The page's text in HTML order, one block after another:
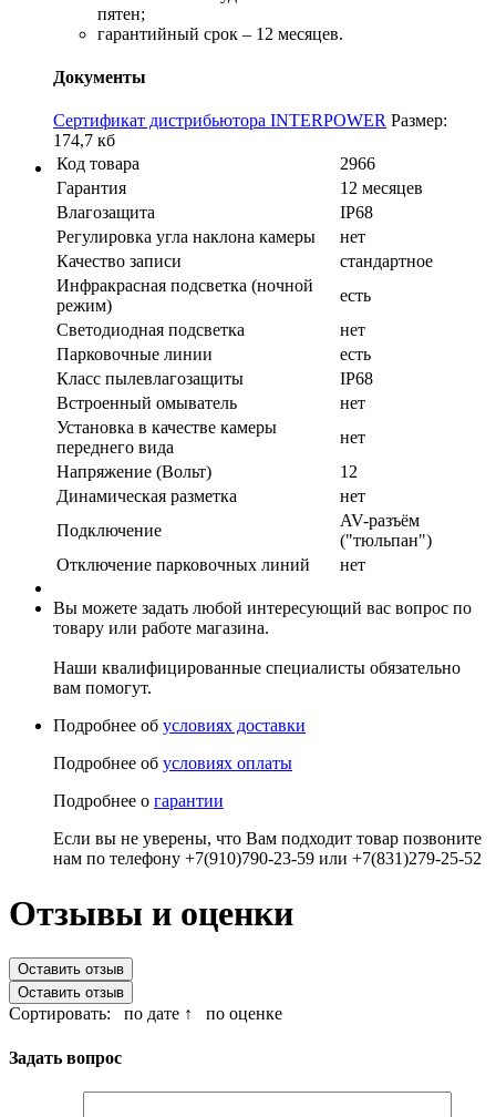
пятен;
гарантийный срок – 12 месяцев.
Документы
Сертификат дистрибьютора INTERPOWER Размер:
174,7 кб
Код товара
2966
Гарантия
12 месяцев
Влагозащита
IP68
Регулировка угла наклона камеры
нет
Качество записи
стандартное
Инфракрасная подсветка (ночной
режим)
есть
Светодиодная подсветка
нет
Парковочные линии
есть
Класс пылевлагозащиты
IP68
Встроенный омыватель
нет
Установка в качестве камеры
переднего вида
нет
Напряжение (Вольт)
12
Динамическая разметка
нет
Подключение
AV-разъём
("тюльпан")
Отключение парковочных линий
нет
Вы можете задать любой интересующий вас вопрос по
товару или работе магазина.
Наши квалифицированные специалисты обязательно
вам помогут.
Подробнее об условиях доставки
Подробнее об условиях оплаты
Подробнее о гарантии
Если вы не уверены, что Вам подходит товар позвоните
нам по телефону +7(910)790-23-59 или +7(831)279-25-52
Отзывы и оценки
Оставить отзыв
Оставить отзыв
Сортировать: по дате ↑ по оценке
Задать вопрос